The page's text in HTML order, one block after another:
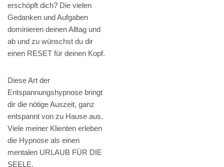
erschöpft dich? Die vielen
Gedanken und Aufgaben
dominieren deinen Alltag und
ab und zu wünschst du dir
einen RESET für deinen Kopf.
Diese Art der
Entspannungshypnose bringt
dir die nötige Auszeit, ganz
entspannt von zu Hause aus.
Viele meiner Klienten erleben
die Hypnose als einen
mentalen URLAUB FÜR DIE
SEELE.